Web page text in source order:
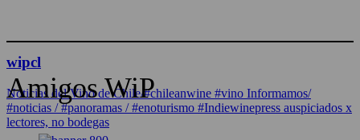
wipcl
Noticias del Vino de Chile/#chileanwine #vino Informamos/
#noticias / #panoramas / #enoturismo #Indiewinepress auspiciados x
lectores, no bodegas
Amigos WiP